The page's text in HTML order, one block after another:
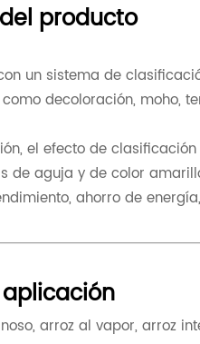
producto
un sistema de
decoloración, moho,
el efecto de
de aguja y de color
ahorro de
arroz al vapor, arroz